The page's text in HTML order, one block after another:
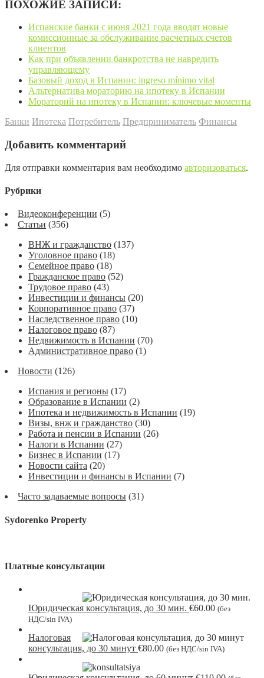
ПОХОЖИЕ ЗАПИСИ:
Испанские банки с июня 2021 года вводят новые
комиссионные за обслуживание расчетных счетов
клиентов
Как при объявлении банкротства не навредить
управляющему
Базовый доход в Испании: ingreso mínimo vital
Альтернатива мораторию на ипотеку в Испании
Мораторий на ипотеку в Испании: ключевые моменты
Банки Ипотека Потребитель Предприниматель Финансы
Добавить комментарий
Для отправки комментария вам необходимо авторизоваться.
Рубрики
Видеоконференции (5)
Статьи (356)
ВНЖ и гражданство (137)
Уголовное право (18)
Семейное право (18)
Гражданское право (52)
Трудовое право (43)
Инвестиции и финансы (20)
Корпоративное право (37)
Наследственное право (10)
Налоговое право (87)
Недвижимость в Испании (70)
Административное право (1)
Новости (126)
Испания и регионы (17)
Образование в Испании (2)
Ипотека и недвижимость в Испании (19)
Визы, внж и гражданство (30)
Работа и пенсии в Испании (26)
Налоги в Испании (27)
Бизнес в Испании (17)
Новости сайта (20)
Инвестиции и финансы в Испании (7)
Часто задаваемые вопросы (31)
Sydorenko Property
Платные консультации
Юридическая консультация, до 30 мин. €60.00 (без
НДС/sin IVA)
Налоговая
консультация, до 30 минут €80.00 (без НДС/sin IVA)